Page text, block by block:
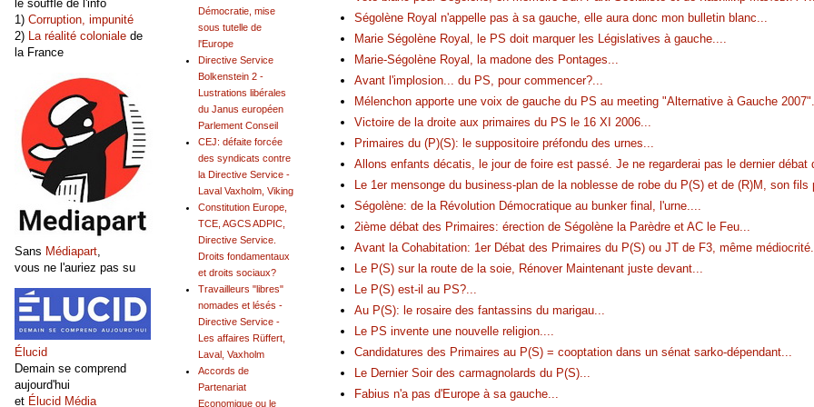
Ségolène Royal n'appelle pas à sa gauche, elle aura donc mon bulletin blanc
Marie Ségolène Royal, le PS doit marquer les Législatives à gauche.
Marie-Ségolène Royal, la madone des Pontages
Avant l'implosion... du PS, pour commencer?
Mélenchon apporte une voix de gauche du PS au meeting "Alternative à Gauche 2007"
Victoire de la droite aux primaires du PS le 16 XI 2006
Primaires du (P)(S): le suppositoire préfondu des urnes
Allons enfants décatis, le jour de foire est passé. Je ne regarderai pas le dernier débat
Le 1er mensonge du business-plan de la noblesse de robe du P(S) et de (R)M, son fils
Ségolène: de la Révolution Démocratique au bunker final, l'urne.
2ième débat des Primaires: érection de Ségolène la Parèdre et AC le Feu
Avant la Cohabitation: 1er Débat des Primaires du P(S) ou JT de F3, même médiocrité
Le P(S) sur la route de la soie, Rénover Maintenant juste devant
Le P(S) est-il au PS?
Au P(S): le rosaire des fantassins du marigau
Le PS invente une nouvelle religion.
Candidatures des Primaires au P(S) = cooptation dans un sénat sarko-dépendant
Le Dernier Soir des carmagnolards du P(S)
Fabius n'a pas d'Europe à sa gauche
Démocratie, mise
sous tutelle de
l'Europe
Directive Service
Bolkenstein 2 -
Lustrations libérales
du Janus européen
Parlement Conseil
CEJ: défaite forcée
des syndicats contre
la Directive Service -
Laval Vaxholm, Viking
Constitution Europe,
TCE, AGCS ADPIC,
Directive Service.
Droits fondamentaux
et droits sociaux?
Travailleurs "libres"
nomades et lésés -
Directive Service -
Les affaires Rüffert,
Laval, Vaxholm
Accords de
Partenariat
Economique ou le
le souffle de l'info
1) Corruption, impunité
2)
La réalité coloniale de
la France
Sans Médiapart
vous ne l'auriez pas su
Élucid
Demain se comprend
aujourd'hui
et Élucid Média